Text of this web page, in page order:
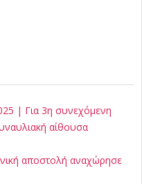
| Για 3η συνεχόμενη
αίθουσα
αποστολή αναχώρησε